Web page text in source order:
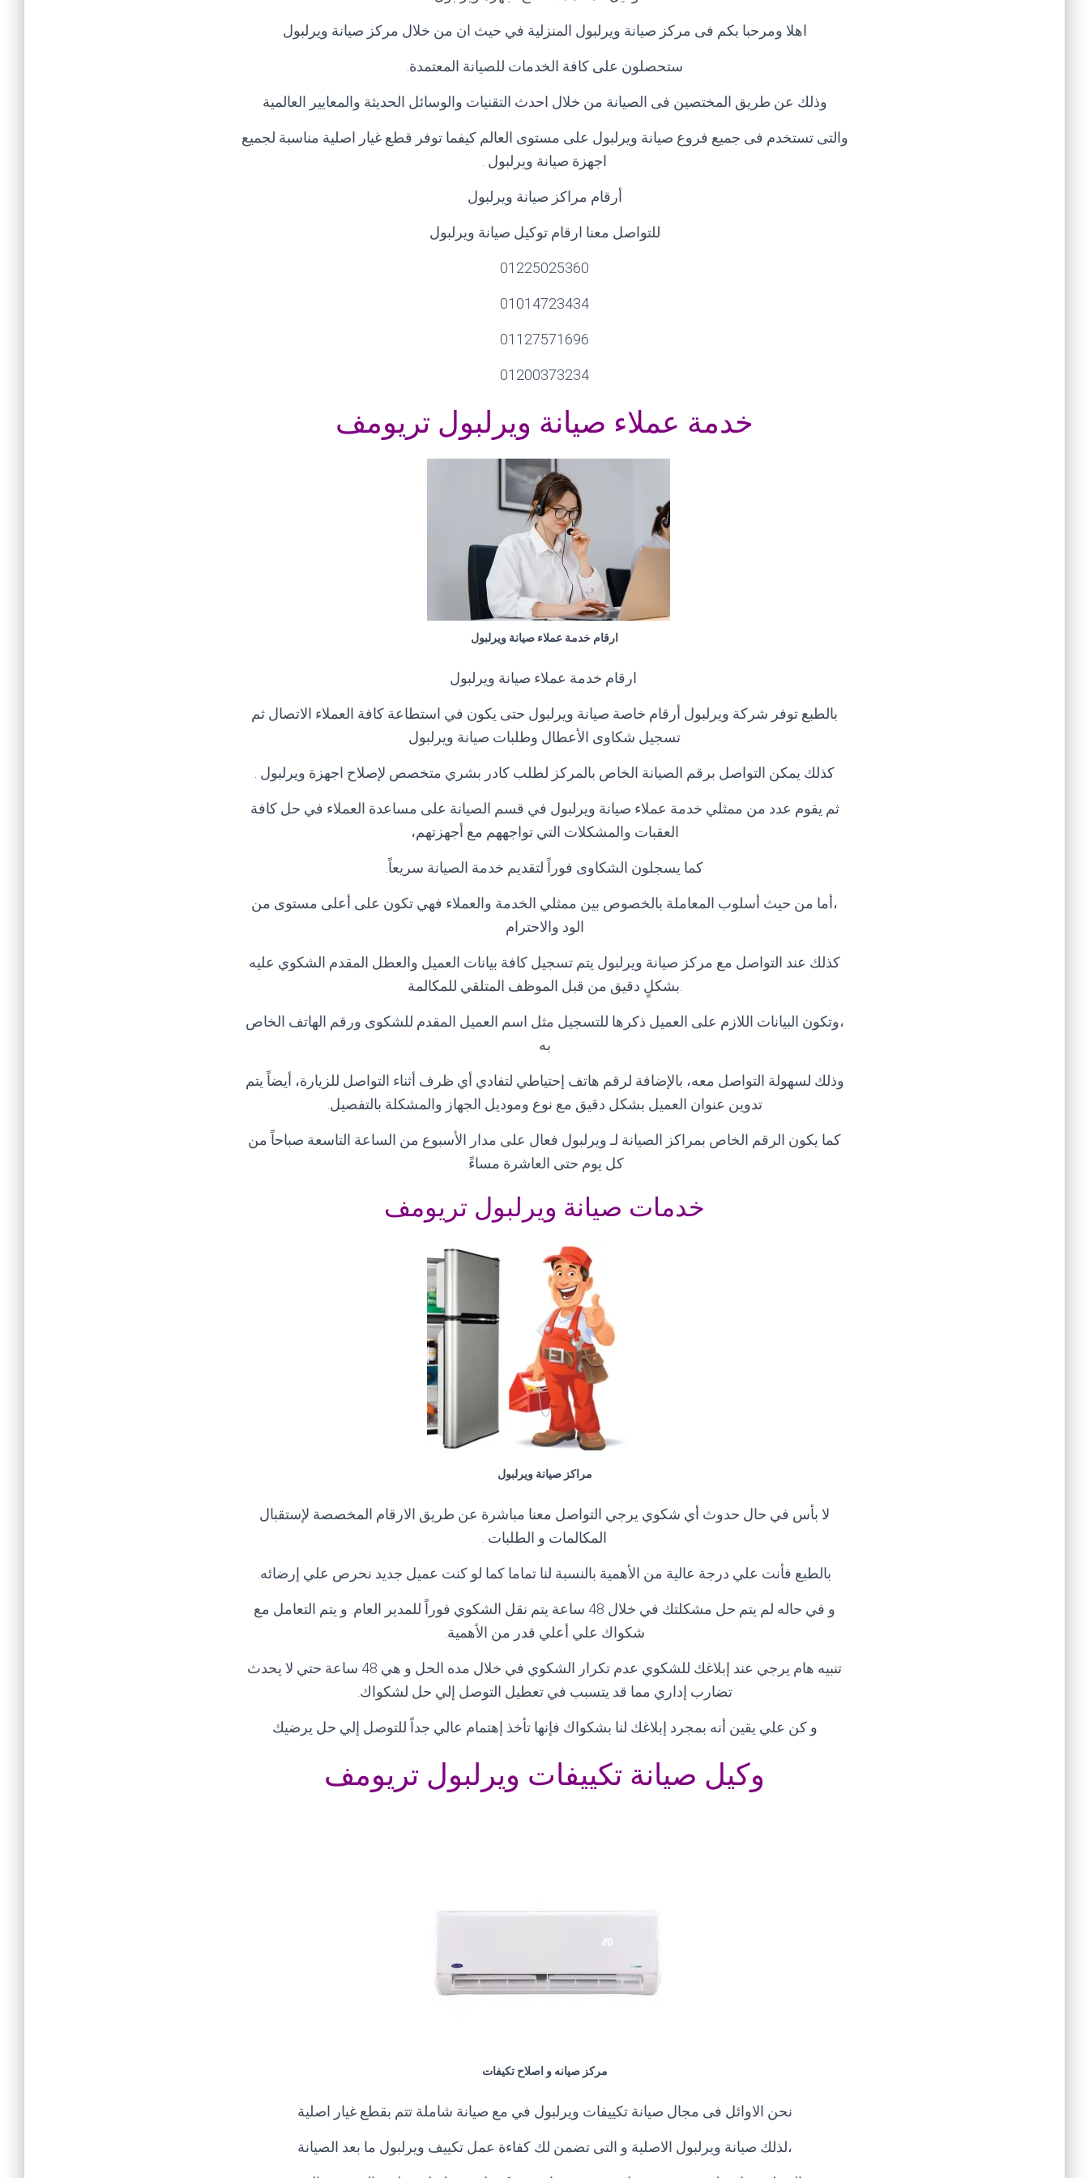
اهلا ومرحبا بكم فى مركز صيانة ويرلبول المنزلية في حيث ان من خلال مركز صيانة ويرلبول
ستحصلون على كافة الخدمات للصيانة المعتمدة
وذلك عن طريق المختصين فى الصيانة من خلال احدث التقنيات والوسائل الحديثة والمعايير العالمية
والتى تستخدم فى جميع فروع صيانة ويرلبول على مستوى العالم كيفما توفر قطع غيار اصلية مناسبة لجميع
اجهزة صيانة ويرلبول .
أرقام مراكز صيانة ويرلبول
للتواصل معنا ارقام توكيل صيانة ويرلبول
01225025360
01014723434
01127571696
01200373234
خدمة عملاء صيانة ويرلبول تريومف
ارقام خدمة عملاء صيانة ويرلبول
ارقام خدمة عملاء صيانة ويرلبول
بالطبع توفر شركة ويرلبول أرقام خاصة صيانة ويرلبول حتى يكون في استطاعة كافة العملاء الاتصال ثم
تسجيل شكاوى الأعطال وطلبات صيانة ويرلبول
كذلك يمكن التواصل برقم الصيانة الخاص بالمركز لطلب كادر بشري متخصص لإصلاح اجهزة ويرلبول .
ثم يقوم عدد من ممثلي خدمة عملاء صيانة ويرلبول في قسم الصيانة على مساعدة العملاء في حل كافة
العقبات والمشكلات التي تواجههم مع أجهزتهم،
كما يسجلون الشكاوى فوراً لتقديم خدمة الصيانة سريعاً.
،أما من حيث أسلوب المعاملة بالخصوص بين ممثلي الخدمة والعملاء فهي تكون على أعلى مستوى من
الود والاحترام
كذلك عند التواصل مع مركز صيانة ويرلبول يتم تسجيل كافة بيانات العميل والعطل المقدم الشكوي عليه
.بشكلٍ دقيق من قبل الموظف المتلقي للمكالمة
،وتكون البيانات اللازم على العميل ذكرها للتسجيل مثل اسم العميل المقدم للشكوى ورقم الهاتف الخاص
به
وذلك لسهولة التواصل معه، بالإضافة لرقم هاتف إحتياطي لتفادي أي ظرف أثناء التواصل للزيارة، أيضاً يتم
تدوين عنوان العميل بشكل دقيق مع نوع وموديل الجهاز والمشكلة بالتفصيل
كما يكون الرقم الخاص بمراكز الصيانة لـ ويرلبول فعال على مدار الأسبوع من الساعة التاسعة صباحاً من
كل يوم حتى العاشرة مساءً
خدمات صيانة ويرلبول تريومف
مراكز صيانة ويرلبول
لا بأس في حال حدوث أي شكوي يرجي التواصل معنا مباشرة عن طريق الارقام المخصصة لإستقبال
المكالمات و الطلبات
بالطبع فأنت علي درجة عالية من الأهمية بالنسبة لنا تماما كما لو كنت عميل جديد نحرص علي إرضائه
و في حاله لم يتم حل مشكلتك في خلال 48 ساعة يتم نقل الشكوي فوراً للمدير العام. و يتم التعامل مع
شكواك علي أعلي قدر من الأهمية
تنبيه هام يرجي عند إبلاغك للشكوي عدم تكرار الشكوي في خلال مده الحل و هي 48 ساعة حتي لا يحدث
تضارب إداري مما قد يتسبب في تعطيل التوصل إلي حل لشكواك
و كن علي يقين أنه بمجرد إبلاغك لنا بشكواك فإنها تأخذ إهتمام عالي جداً للتوصل إلي حل يرضيك
وكيل صيانة تكييفات ويرلبول تريومف
مركز صيانه و اصلاح تكيفات
نحن الاوائل فى مجال صيانة تكييفات ويرلبول في مع صيانة شاملة تتم بقطع غيار اصلية
،لذلك صيانة ويرلبول الاصلية و التى تضمن لك كفاءة عمل تكييف ويرلبول ما بعد الصيانة